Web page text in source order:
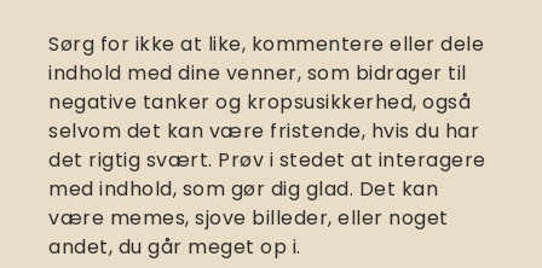
Sørg for ikke at like, kommentere eller dele
indhold med dine venner, som bidrager til
negative tanker og kropsusikkerhed, også
selvom det kan være fristende, hvis du har
det rigtig svært. Prøv i stedet at interagere
med indhold, som gør dig glad. Det kan
være memes, sjove billeder, eller noget
andet, du går meget op i.